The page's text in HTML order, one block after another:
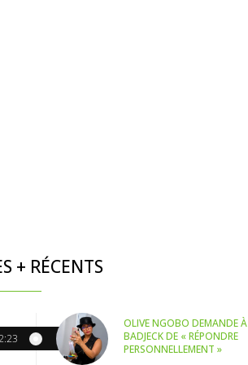
+ RÉCENTS
OLIVE NGOBO DEMANDE À
BADJECK DE « RÉPONDRE
PERSONNELLEMENT »